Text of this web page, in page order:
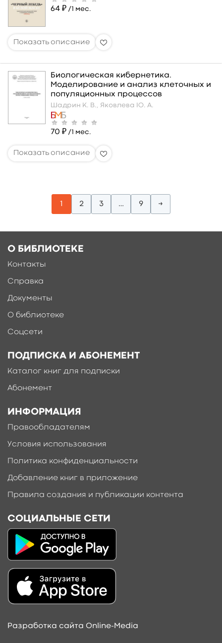
64 ₽ /1 мес.
Биологическая кибернетика.
Моделирование и анализ клеточных и
популяционных процессов
Шадрин К. В., Яковлева Ю. А.
70 ₽ /1 мес.
1 2 3 … 9 →
О БИБЛИОТЕКЕ
Контакты
Справка
Документы
О библиотеке
Соцсети
ПОДПИСКА И АБОНЕМЕНТ
Каталог книг для подписки
Абонемент
ИНФОРМАЦИЯ
Правообладателям
Условия использования
Политика конфиденциальности
Добавление книг в приложение
Правила создания и публикации контента
СОЦИАЛЬНЫЕ СЕТИ
Разработка сайта Online-Media